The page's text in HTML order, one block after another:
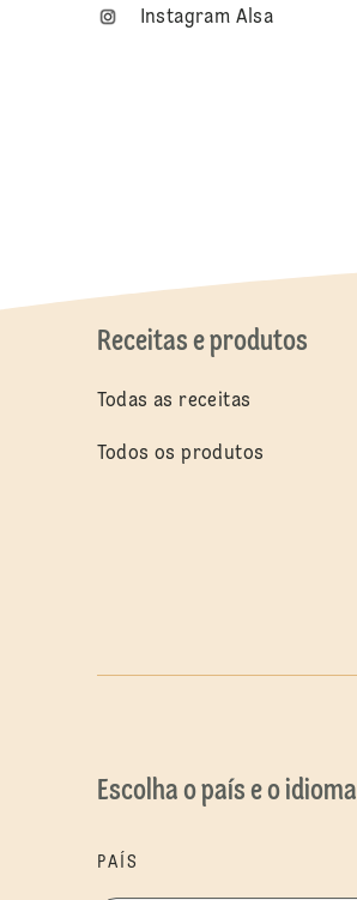
Instagram Alsa
Receitas e produtos
Todas as receitas
Todos os produtos
Escolha o país e o idioma
PAÍS